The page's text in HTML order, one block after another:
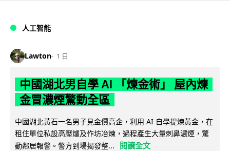
人工智能
Lawton 1 日
中國湖北男自學 AI 「煉金術」 屋內煉
金冒濃煙驚動全區
中國湖北黃石一名男子見金價高企，利用 AI 自學提煉黃金，在
租住單位私設高壓爐及作坊冶煉，過程產生大量刺鼻濃煙，驚
動鄰居報警。警方到場揭發整...
閱讀全文